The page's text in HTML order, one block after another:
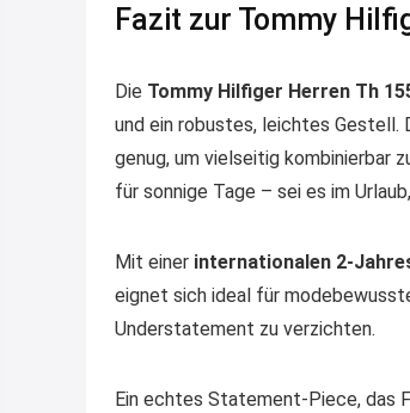
Fazit zur Tommy
Die Tommy Hilfiger Herren Th
und ein robustes, leichtes Gestell.
genug, um vielseitig kombinierbar
für sonnige Tage – sei es im
Mit einer internationalen 2-
eignet sich ideal für
Understatement zu verzichten.
Ein echtes Statement-Piece, das